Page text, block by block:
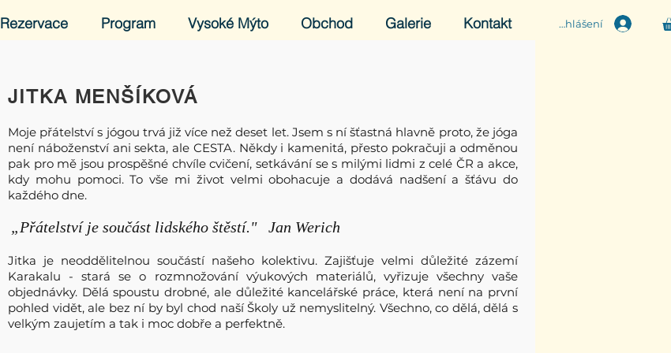
Rezervace Program Vysoké Mýto Obchod Galerie Kontakt Přihlášení
JITKA MENŠÍKOVÁ
Moje přátelství s jógou trvá již více než deset let. Jsem s ní šťastná hlavně proto, že jóga
není náboženství ani sekta, ale CESTA. Někdy i kamenitá, přesto pokračuji a odměnou
pak pro mě jsou prospěšné chvíle cvičení, setkávání se s milými lidmi z celé ČR a akce,
kdy mohu pomoci. To vše mi život velmi obohacuje a dodává nadšení a šťávu do
každého dne.
„Přátelství je součást lidského štěstí." Jan Werich
Jitka je neoddělitelnou součástí našeho kolektivu. Zajišťuje velmi důležité zázemí
Karakalu - stará se o rozmnožování výukových materiálů, vyřizuje všechny vaše
objednávky. Dělá spoustu drobné, ale důležité kancelářské práce, která není na první
pohled vidět, ale bez ní by byl chod naší Školy už nemyslitelný. Všechno, co dělá, dělá s
velkým zaujetím a tak i moc dobře a perfektně.